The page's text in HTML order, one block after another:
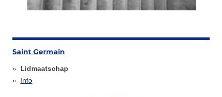
Saint Germain
Lidmaatschap
Info